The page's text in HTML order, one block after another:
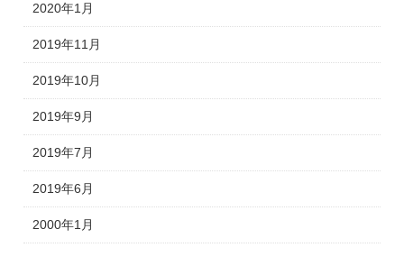
2020年1月
2019年11月
2019年10月
2019年9月
2019年7月
2019年6月
2000年1月